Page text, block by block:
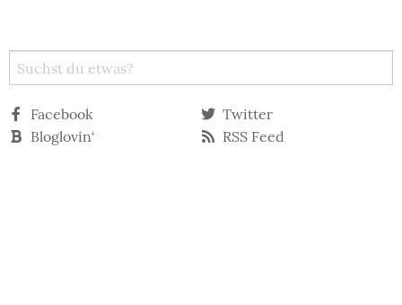
Facebook
Twitter
Bloglovin‘
RSS Feed